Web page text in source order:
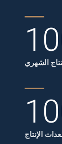
الشهري
الإنتاج